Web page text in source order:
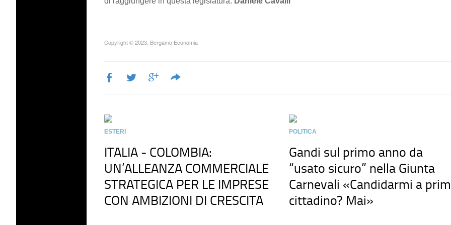
Copyright © 2023, Bergamo Economia
ESTERI
ITALIA - COLOMBIA:
UN’ALLEANZA COMMERCIALE
STRATEGICA PER LE IMPRESE
CON AMBIZIONI DI CRESCITA
POLITICA
Gandi sul primo anno da
“usato sicuro” nella Giunta
Carnevali «Candidarmi a
cittadino? Mai»